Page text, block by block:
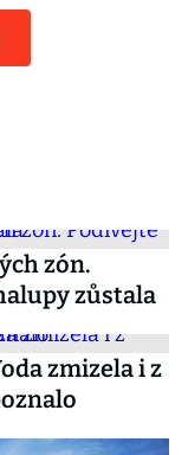
zón.
zůstala
zmizela i z